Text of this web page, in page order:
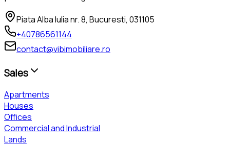
Piata Alba Iulia nr. 8, Bucuresti, 031105
+40786561144
contact@vibimobiliare.ro
Sales
Apartments
Houses
Offices
Commercial and Industrial
Lands